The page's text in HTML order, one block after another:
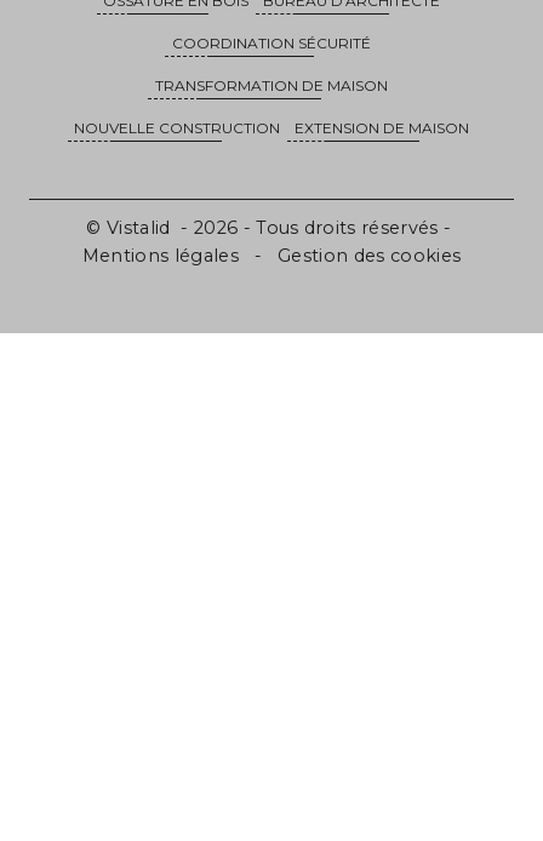
COORDINATION SÉCURITÉ
TRANSFORMATION DE MAISON
NOUVELLE CONSTRUCTION EXTENSION DE MAISON
©Vistalid
- 2026 - Tous droits réservés -
Mentions légales
- Gestion des cookies